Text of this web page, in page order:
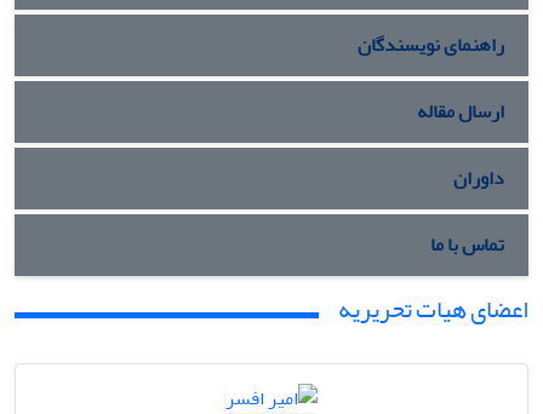
راهنمای نویسندگان
ارسال مقاله
داوران
تماس با ما
اعضای هیات تحریریه